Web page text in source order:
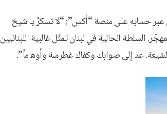
عبر حسابه على منصة “أكس”: “‏لا تسكرْ يا شيخ
بمذكرة تفاهم ليس لك يدٌ فيها، وتذكر أنك خاسر في ميدان جبل عامل المحتل والمدمّر والمهجّر. السلطة الحالية في ‎لبنان تمثّل غالبية اللبنانيين